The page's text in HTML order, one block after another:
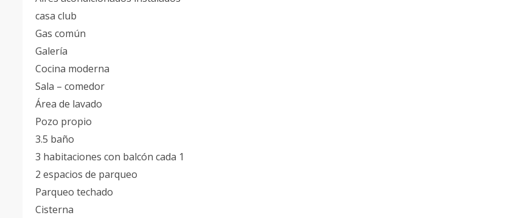
casa club
Gas común
Galería
Cocina moderna
Sala – comedor
Área de lavado
Pozo propio
3.5 baño
3 habitaciones con balcón cada 1
2 espacios de parqueo
Parqueo techado
Cisterna